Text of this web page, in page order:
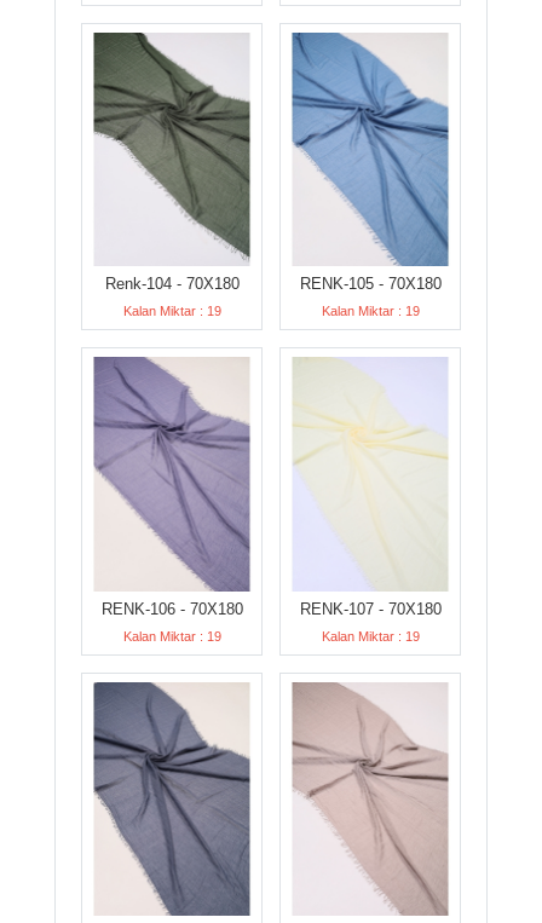
Renk-104 - 70X180
Kalan Miktar : 19
RENK-105 - 70X180
Kalan Miktar : 19
RENK-106 - 70X180
Kalan Miktar : 19
RENK-107 - 70X180
Kalan Miktar : 19